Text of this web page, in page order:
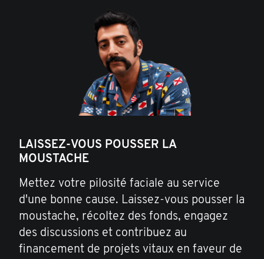
LAISSEZ-VOUS POUSSER LA
MOUSTACHE
Mettez votre pilosité faciale au service
d'une bonne cause. Laissez-vous pousser la
moustache, récoltez des fonds, engagez
des discussions et contribuez au
financement de projets vitaux en faveur de